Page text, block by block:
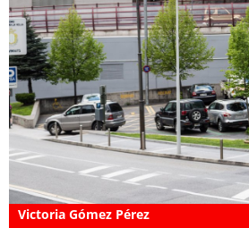
Victoria Gómez Pérez